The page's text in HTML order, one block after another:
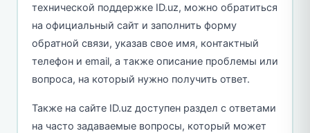
технической поддержке ID.uz, можно обратиться
на официальный сайт и заполнить форму
обратной связи, указав свое имя, контактный
телефон и email, а также описание проблемы или
вопроса, на который нужно получить ответ.
Также на сайте ID.uz доступен раздел с ответами
на часто задаваемые вопросы, который может